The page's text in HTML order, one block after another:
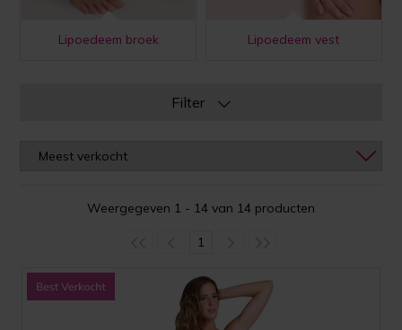
Lipoedeem broek Lipoedeem vest
Filter
Weergegeven 1 - 14 van 14 producten
1